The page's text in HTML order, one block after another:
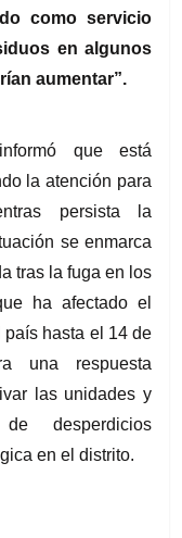
como servicio
en algunos
aumentar”.
que está
la atención para
persista la
se enmarca
tras la fuga en los
ha afectado el
país hasta el 14 de
una respuesta
las unidades y
desperdicios
en el distrito.